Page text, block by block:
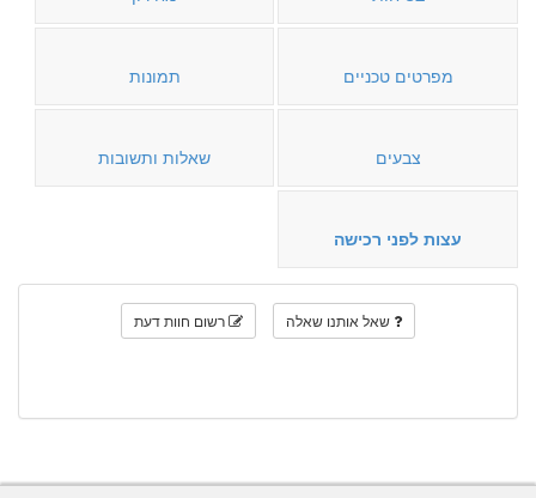
מפרטים טכניים תמונות
צבעים שאלות ותשובות
עצות לפני רכישה
שאל אותנו שאלה רשום חוות דעת